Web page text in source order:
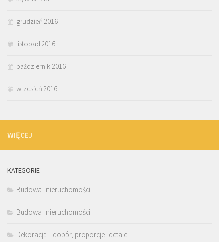
grudzień 2016
listopad 2016
październik 2016
wrzesień 2016
WIĘCEJ
KATEGORIE
Budowa i nieruchomości
Budowa i nieruchomości
Dekoracje – dobór, proporcje i detale